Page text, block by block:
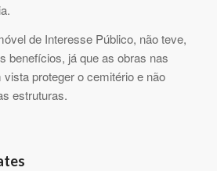
de Interesse Público, não teve,
benefícios, já que as obras nas
proteger o cemitério e não
estruturas.